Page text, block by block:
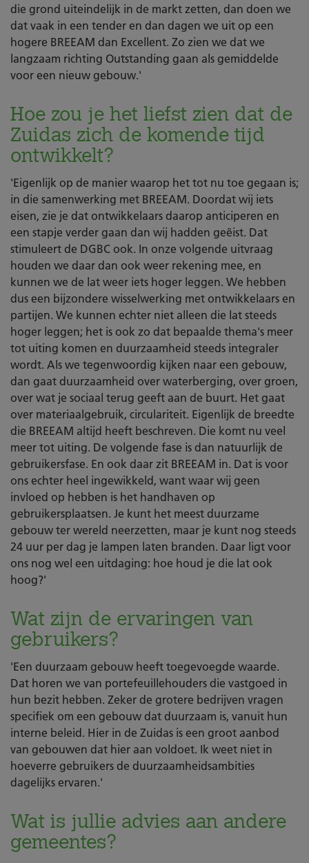
die grond uiteindelijk in de markt zetten, dan doen we
dat vaak in een tender en dan dagen we uit op een
hogere BREEAM dan Excellent. Zo zien we dat we
langzaam richting Outstanding gaan als gemiddelde
voor een nieuw gebouw.'
Hoe zou je het liefst zien dat de
Zuidas zich de komende tijd
ontwikkelt?
'Eigenlijk op de manier waarop het tot nu toe gegaan is;
in die samenwerking met BREEAM. Doordat wij iets
eisen, zie je dat ontwikkelaars daarop anticiperen en
een stapje verder gaan dan wij hadden geëist. Dat
stimuleert de DGBC ook. In onze volgende uitvraag
houden we daar dan ook weer rekening mee, en
kunnen we de lat weer iets hoger leggen. We hebben
dus een bijzondere wisselwerking met ontwikkelaars en
partijen. We kunnen echter niet alleen die lat steeds
hoger leggen; het is ook zo dat bepaalde thema's meer
tot uiting komen en duurzaamheid steeds integraler
wordt. Als we tegenwoordig kijken naar een gebouw,
dan gaat duurzaamheid over waterberging, over groen,
over wat je sociaal terug geeft aan de buurt. Het gaat
over materiaalgebruik, circulariteit. Eigenlijk de breedte
die BREEAM altijd heeft beschreven. Die komt nu veel
meer tot uiting. De volgende fase is dan natuurlijk de
gebruikersfase. En ook daar zit BREEAM in. Dat is voor
ons echter heel ingewikkeld, want waar wij geen
invloed op hebben is het handhaven op
gebruikersplaatsen. Je kunt het meest duurzame
gebouw ter wereld neerzetten, maar je kunt nog steeds
24 uur per dag je lampen laten branden. Daar ligt voor
ons nog wel een uitdaging: hoe houd je die lat ook
hoog?'
Wat zijn de ervaringen van
gebruikers?
'Een duurzaam gebouw heeft toegevoegde waarde.
Dat horen we van portefeuillehouders die vastgoed in
hun bezit hebben. Zeker de grotere bedrijven vragen
specifiek om een gebouw dat duurzaam is, vanuit hun
interne beleid. Hier in de Zuidas is een groot aanbod
van gebouwen dat hier aan voldoet. Ik weet niet in
hoeverre gebruikers de duurzaamheidsambities
dagelijks ervaren.'
Wat is jullie advies aan andere
gemeentes?